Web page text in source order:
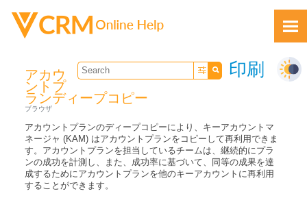
印刷
アカウ
ントプ
ランディープコピー
ブラウザ
アカウントプランのディープコピーにより、キーアカウントマ
ネージャ (KAM) はアカウントプランをコピーして再利用できま
す。アカウントプランを担当しているチームは、継続的にプラ
ンの成功を計測し、また、成功率に基づいて、同等の成果を達
成するためにアカウントプランを他のキーアカウントに再利用
することができます。
フィードバック